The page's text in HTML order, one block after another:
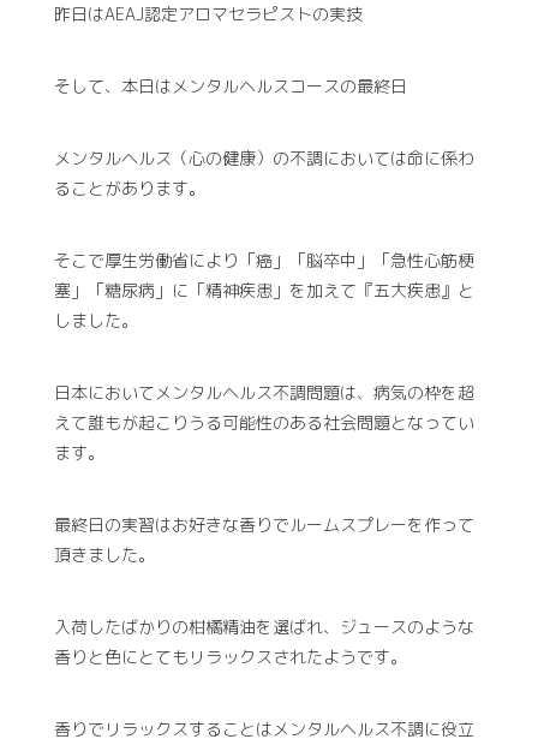
昨日はAEAJ認定アロマセラピストの実技
そして、本日はメンタルヘルスコースの最終日
メンタルヘルス（心の健康）の不調においては命に係わ
ることがあります。
そこで厚生労働省により「癌」「脳卒中」「急性心筋梗
塞」「糖尿病」に「精神疾患」を加えて『五大疾患』と
しました。
日本においてメンタルヘルス不調問題は、病気の枠を超
えて誰もが起こりうる可能性のある社会問題となってい
ます。
最終日の実習はお好きな香りでルームスプレーを作って
頂きました。
入荷したばかりの柑橘精油を選ばれ、ジュースのような
香りと色にとてもリラックスされたようです。
香りでリラックスすることはメンタルヘルス不調に役立